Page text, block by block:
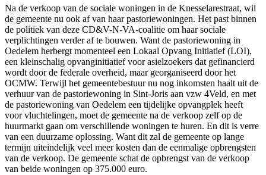
Na de verkoop van de sociale woningen in de Knesselarestraat, wil
de gemeente nu ook af van haar pastoriewoningen. Het past binnen
de politiek van deze CD&V-N-VA-coalitie om haar sociale
verplichtingen verder af te bouwen. Want de pastoriewoning in
Oedelem herbergt momenteel een Lokaal Opvang Initiatief (LOI),
een kleinschalig opvanginitiatief voor asielzoekers dat gefinancierd
wordt door de federale overheid, maar georganiseerd door het
OCMW. Terwijl het gemeentebestuur nu nog inkomsten haalt uit de
verhuur van de pastoriewoning in Sint-Joris aan vzw 4Veld, en met
de pastoriewoning van Oedelem een tijdelijke opvangplek heeft
voor vluchtelingen, moet de gemeente na de verkoop zelf op de
huurmarkt gaan om verschillende woningen te huren. En dit is verre
van een duurzame oplossing. Want dit zal de gemeente op lange
termijn uiteindelijk veel meer kosten dan de eenmalige opbrengsten
van de verkoop. De gemeente schat de opbrengst van de verkoop
van beide woningen op 375.000 euro.